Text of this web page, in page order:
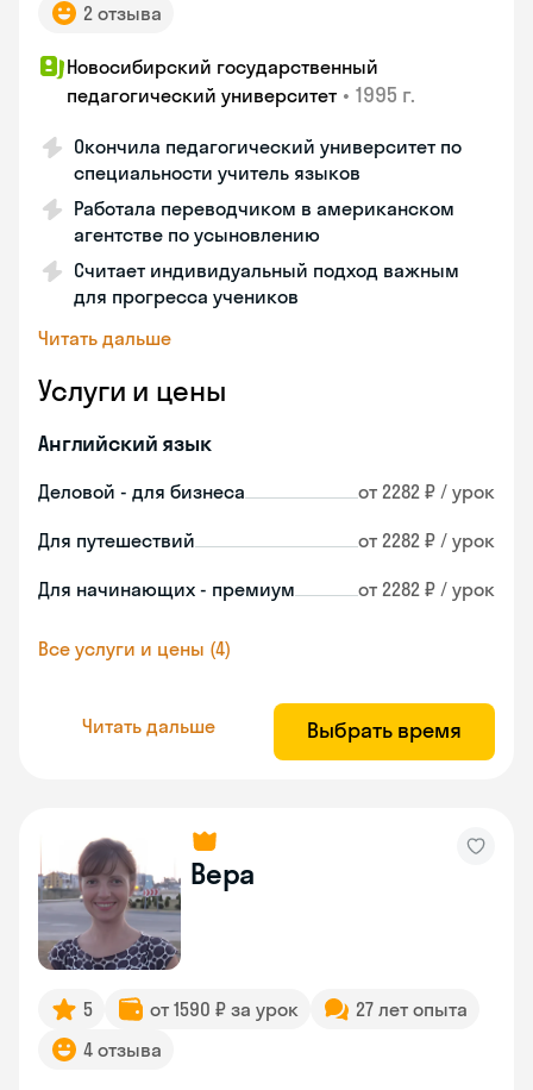
2 отзыва
Новосибирский государственный
педагогический университет • 1995 г.
Окончила педагогический университет по
специальности учитель языков
Работала переводчиком в американском
агентстве по усыновлению
Считает индивидуальный подход важным
для прогресса учеников
Читать дальше
Услуги и цены
Английский язык
Деловой - для бизнеса от 2282 ₽ / урок
Для путешествий от 2282 ₽ / урок
Для начинающих - премиум от 2282 ₽ / урок
Все услуги и цены (4)
Читать дальше Выбрать время
Вера
5 от 1590 ₽ за урок
27 лет опыта
4 отзыва